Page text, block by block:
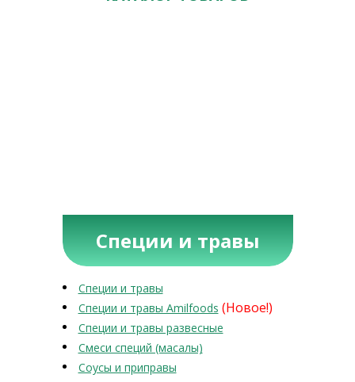
Специи и травы
Специи и травы
Специи и травы Amilfoods (Новое!)
Специи и травы развесные
Смеси специй (масалы)
Соусы и приправы